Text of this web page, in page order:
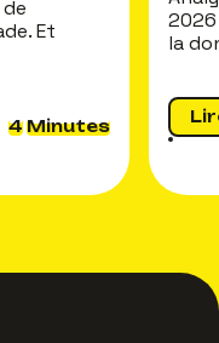
Et
4 Minutes
2026
la